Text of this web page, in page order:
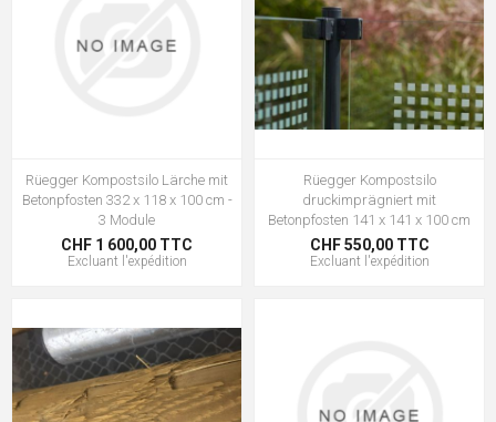
Rüegger Kompostsilo Lärche mit
Betonpfosten 332 x 118 x 100 cm -
3 Module
CHF 1 600,00 TTC
Excluant l'expédition
Rüegger Kompostsilo
druckimprägniert mit
Betonpfosten 141 x 141 x 100 cm
CHF 550,00 TTC
Excluant l'expédition